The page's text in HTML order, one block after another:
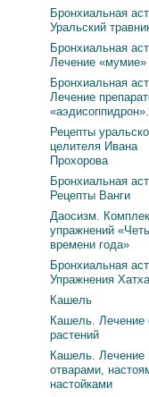
Бронхиальная
Уральский
Бронхиальная
Лечение «мумие»
Бронхиальная
Лечение
«аэдисоппидрон».
Рецепты
целителя Ивана
Прохорова
Бронхиальная
Рецепты Ванги
Даосизм.
упражнений
времени года»
Бронхиальная
Упражнения
Кашель
Кашель. Лечение
растений
Кашель. Лечение
отварами,
настойками